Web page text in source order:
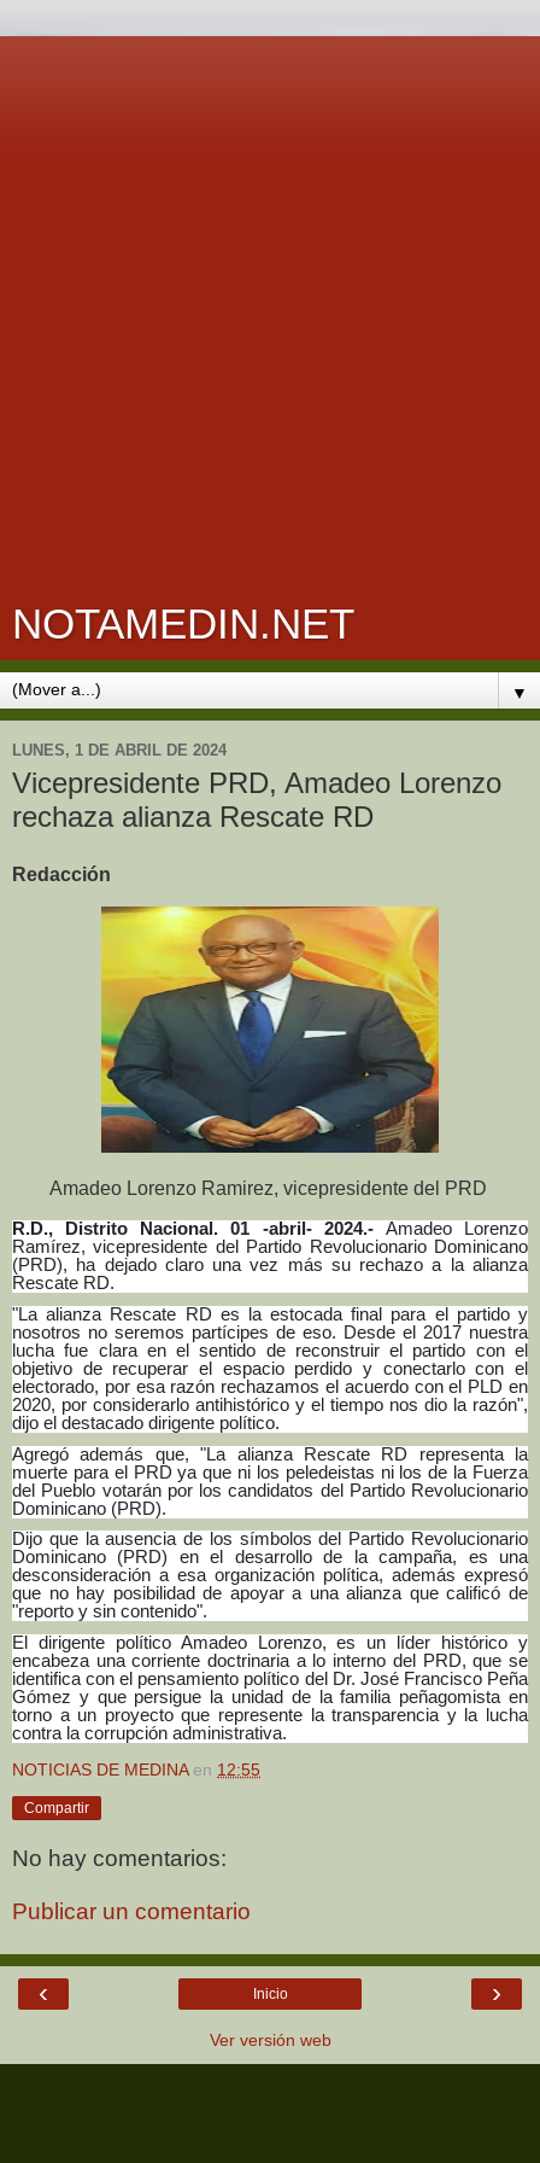
NOTAMEDIN.NET
▼
LUNES, 1 DE ABRIL DE 2024
Vicepresidente PRD, Amadeo Lorenzo
rechaza alianza Rescate RD
Redacción
Amadeo Lorenzo Ramirez, vicepresidente del PRD
R.D., Distrito Nacional. 01 -abril- 2024.-Amadeo Lorenzo
Ramírez, vicepresidente del Partido Revolucionario Dominicano
(PRD), ha dejado claro una vez más su rechazo a la alianza
Rescate RD.
"La alianza Rescate RD es la estocada final para el partido y
nosotros no seremos partícipes de eso. Desde el 2017 nuestra
lucha fue clara en el sentido de reconstruir el partido con el
objetivo de recuperar el espacio perdido y conectarlo con el
electorado, por esa razón rechazamos el acuerdo con el PLD en
2020, por considerarlo antihistórico y el tiempo nos dio la razón",
dijo el destacado dirigente político.
Agregó además que, "La alianza Rescate RD representa la
muerte para el PRD ya que ni los peledeistas ni los de la Fuerza
del Pueblo votarán por los candidatos del Partido Revolucionario
Dominicano (PRD).
Dijo que la ausencia de los símbolos del Partido Revolucionario
Dominicano (PRD) en el desarrollo de la campaña, es una
desconsideración a esa organización política, además expresó
que no hay posibilidad de apoyar a una alianza que calificó de
"reporto y sin contenido".
El dirigente político Amadeo Lorenzo, es un líder histórico y
encabeza una corriente doctrinaria a lo interno del PRD, que se
identifica con el pensamiento político del Dr. José Francisco Peña
Gómez y que persigue la unidad de la familia peñagomista en
torno a un proyecto que represente la transparencia y la lucha
contra la corrupción administrativa.
NOTICIAS DE MEDINA en 12:55
Compartir
No hay comentarios:
Publicar un comentario
‹ ›
Inicio
Ver versión web